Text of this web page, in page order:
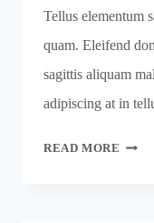
Tellus elementum
quam. Eleifend
sagittis aliquam
adipiscing at in
READ MORE